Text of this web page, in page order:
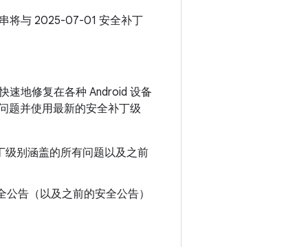
将与 2025-07-01 安全补丁
速地修复在各种 Android 设备
题并使用最新的安全补丁级
别涵盖的所有问题以及之前
告（以及之前的安全公告）